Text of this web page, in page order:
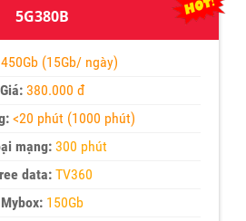
5G380B
450Gb (15Gb/ ngày)
Giá:380.000 đ
<20 phút (1000 phút)
mạng: 300 phút
data: TV360
Mybox: 150Gb